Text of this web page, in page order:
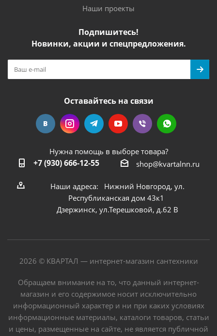
Наши проекты
Подпишитесь!
Новинки, акции и спецпредложения.
Оставайтесь на связи
Нужна помощь в выборе товара?
+7 (930) 666-12-55 shop@kvartalnn.ru
Наши адреса: Нижний Новгород, ул.
Республиканская дом 43к1
Дзержинск, ул.Терешковой, д.62 В
2026 © КВАРТАЛ — интернет-магазин сантехники
Обращаем внимание на то, что данный интернет-
магазин и его содержимое носит исключительно
информационный характер и ни при каких условиях
информационные материалы, каталоги товаров, статьи
и цены, размещенные на сайте, не является публичной